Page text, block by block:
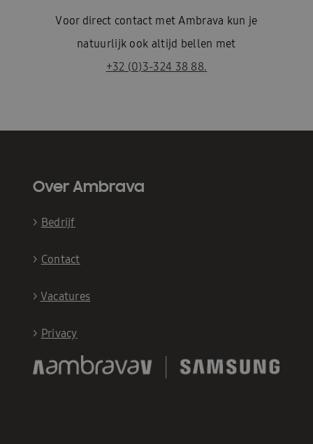
Voor direct contact met Ambrava kun je
natuurlijk ook altijd bellen met
+32 (0)3-324 38 88.
Over Ambrava
> Bedrijf
> Contact
> Vacatures
> Privacy